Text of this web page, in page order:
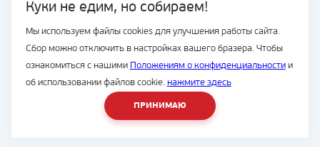
Куки не едим, но собираем!
Мы используем файлы cookies для улучшения работы сайта.
Сбор можно отключить в настройках вашего бразера. Чтобы
ознакомиться с нашими Положениям о конфиденциальностии
об использовании файлов cookie. нажмите здесь
ПРИНИМАЮ